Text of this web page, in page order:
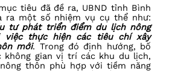
tiêu đã đề ra, UBND tỉnh Bình
ra một số nhiệm vụ cụ thể như:
tư phát triển điểm du lịch nông
việc thực hiện các tiêu chí xây
mới. Trong đó định hướng, bố
gian vị trí các khu du lịch,
thôn phù hợp với tiềm năng